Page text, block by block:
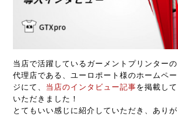
当店で活躍しているガーメントプリンターの
代理店である、ユーロポート様のホームペー
ジにて、 当店のインタビュー記事を掲載して
いただきました！
とてもいい感じに紹介していただき、ありが